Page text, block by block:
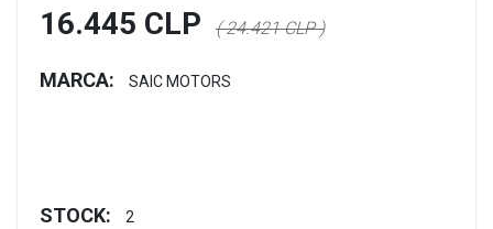
16.445 CLP ( 24.421 CLP )
MARCA: SAIC MOTORS
STOCK: 2